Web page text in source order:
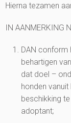
Hierna tezamen
IN AANMERKING
DAN conform
behartigen
dat doel –
honden
beschikking
adoptant;